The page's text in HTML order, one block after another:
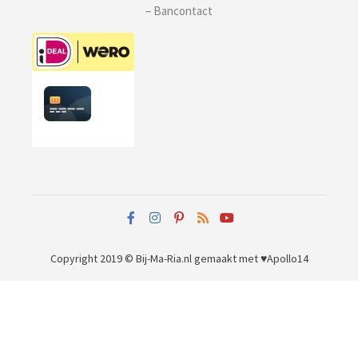
– Bancontact
Copyright 2019 © Bij-Ma-Ria.nlgemaakt met ♥Apollo14